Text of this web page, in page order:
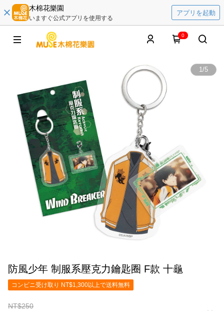
木棉花樂園
いますぐ公式アプリを使用する
アプリを起動
0
1/5
防風少年 制服系壓克力鑰匙圈 F款 十龜
コンビニ受け取り NT$1,300以上で送料無料
NT$250